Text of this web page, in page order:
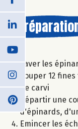
Laver les
Couper 12
de carvi
Répartir une
d'épinards,
Emincer les